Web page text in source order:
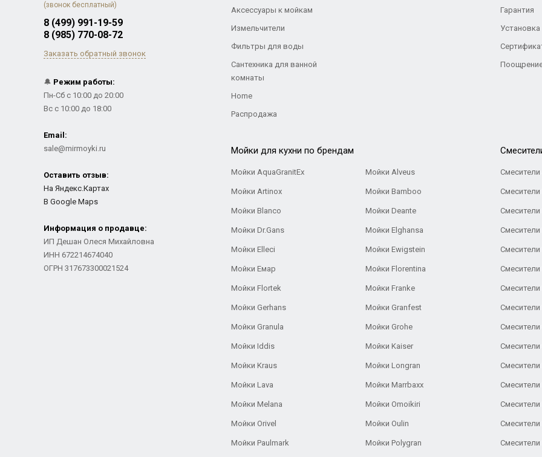
(звонок бесплатный)
8 (499) 991-19-59
8 (985) 770-08-72
Заказать обратный звонок
🔔 Режим работы:
Пн-Сб с 10:00 до 20:00
Вс с 10:00 до 18:00
Email:
sale@mirmoyki.ru
Оставить отзыв:
На Яндекс.Картах
В Google Maps
Информация о продавце:
ИП Дешан Олеся Михайловна
ИНН 672214674040
ОГРН 317673300021524
Аксессуары к мойкам
Измельчители
Фильтры для воды
Сантехника для ванной
комнаты
Home
Распродажа
Гарантия
Установка
Мойки для кухни по брендам
Мойки AquaGranitEx Мойки Alveus
Мойки Artinox Мойки Bamboo
Мойки Blanco Мойки Deante
Мойки Dr.Gans Мойки Elghansa
Мойки Elleci Мойки Ewigstein
Мойки Емар Мойки Florentina
Мойки Flortek Мойки Franke
Мойки Gerhans Мойки Granfest
Мойки Granula Мойки Grohe
Мойки Iddis Мойки Kaiser
Мойки Kraus Мойки Longran
Мойки Lava Мойки Marrbaxx
Мойки Melana Мойки Omoikiri
Мойки Orivel Мойки Oulin
Мойки Paulmark Мойки Polygran
Смесители
Смесители
Смесители
Смесители
Смесители
Смесители
Смесители
Смесители
Смесители
Смесители
Смесители
Смесители
Смесители
Смесители